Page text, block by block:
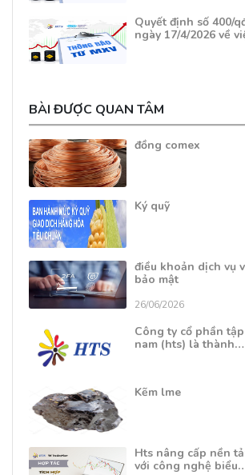
Quyết định số 400/
ngày 17/4/2026 về
BÀI ĐƯỢC QUAN TÂM
đồng comex
Ký quỹ
điều khoản dịch vụ
bảo mật
26/06/2026
Công ty cổ phần
nam (hts) là thành…
Kẽm lme
Hts nâng cấp nền
với công nghệ